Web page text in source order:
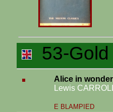
53-
Alice in
Lewis
E BLAMPIED